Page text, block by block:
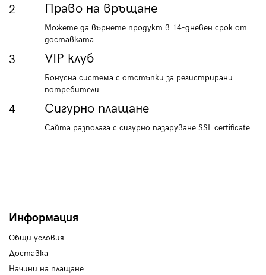
2 Право на връщане
Можете да върнете продукт в 14-дневен срок от
доставката
3 VIP клуб
Бонусна система с отстъпки за регистрирани
потребители
4 Сигурно плащане
Сайта разполага с сигурно пазаруване SSL certificate
Информация
Общи условия
Доставка
Начини на плащане